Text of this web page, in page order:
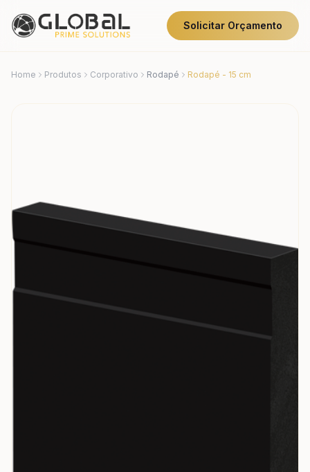
Solicitar Orçamento
Home Produtos Corporativo Rodapé Rodapé - 15 cm